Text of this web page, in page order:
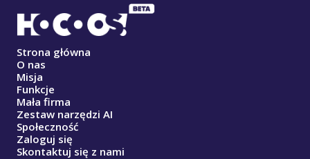
Strona główna
O nas
Misja
Funkcje
Mała firma
Zestaw narzędzi AI
Społeczność
Zaloguj się
Skontaktuj się z nami